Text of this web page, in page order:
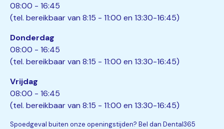
08:00 - 16:45
(tel. bereikbaar van 8:15 - 11:00 en 13:30-16:45)
Donderdag
08:00 - 16:45
(tel. bereikbaar van 8:15 - 11:00 en 13:30-16:45)
Vrijdag
08:00 - 16:45
(tel. bereikbaar van 8:15 - 11:00 en 13:30-16:45)
Spoedgeval buiten onze openingstijden? Bel dan Dental365